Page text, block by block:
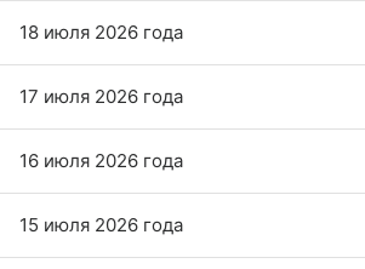
18 июля 2026 года
17 июля 2026 года
16 июля 2026 года
15 июля 2026 года